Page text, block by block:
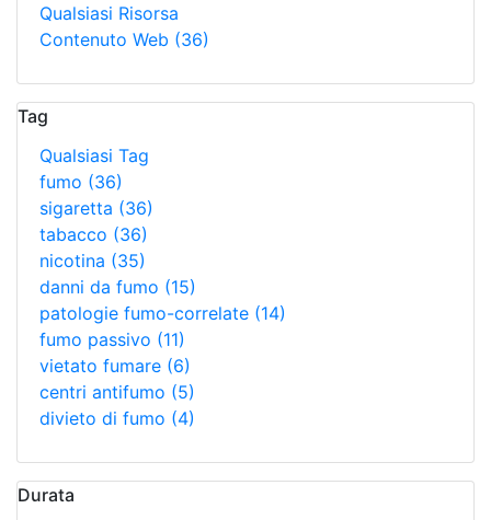
Qualsiasi Risorsa
Contenuto Web (36)
Tag
Qualsiasi Tag
fumo (36)
sigaretta (36)
tabacco (36)
nicotina (35)
danni da fumo (15)
patologie fumo-correlate (14)
fumo passivo (11)
vietato fumare (6)
centri antifumo (5)
divieto di fumo (4)
Durata